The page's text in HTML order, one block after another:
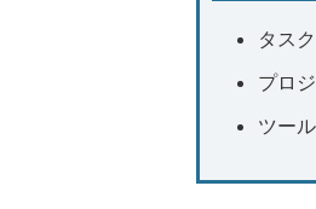
タス
プロ
ツー